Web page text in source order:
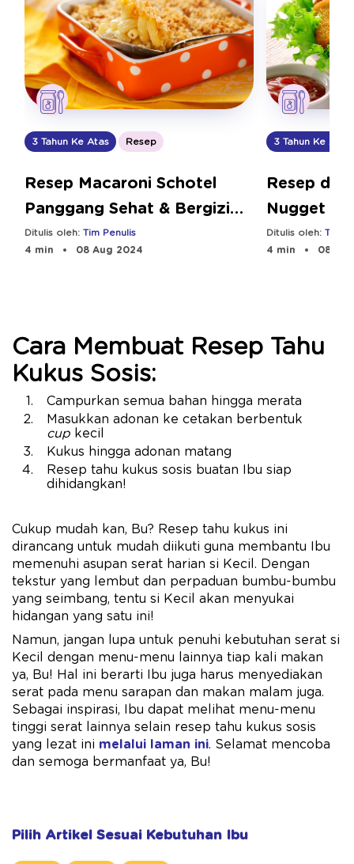
3 Tahun Ke Atas Resep
Resep Macaroni Schotel
Panggang Sehat & Bergizi
untuk Anak
Ditulis oleh: Tim Penulis
4 min
08 Aug 2024
3 Tahun Ke Atas
Resep
Nugget
Bebeclub
Ditulis oleh: Tim
4 min
08
Cara Membuat Resep Tahu
Kukus Sosis:
Campurkan semua bahan hingga merata
Masukkan adonan ke cetakan berbentuk
cup kecil
Kukus hingga adonan matang
Resep tahu kukus sosis buatan Ibu siap
dihidangkan!
Cukup mudah kan, Bu? Resep tahu kukus ini
dirancang untuk mudah diikuti guna membantu Ibu
memenuhi asupan serat harian si Kecil. Dengan
tekstur yang lembut dan perpaduan bumbu-bumbu
yang seimbang, tentu si Kecil akan menyukai
hidangan yang satu ini!
Namun, jangan lupa untuk penuhi kebutuhan serat si
Kecil dengan menu-menu lainnya tiap kali makan
ya, Bu! Hal ini berarti Ibu juga harus menyediakan
serat pada menu sarapan dan makan malam juga.
Sebagai inspirasi, Ibu dapat melihat menu-menu
tinggi serat lainnya selain resep tahu kukus sosis
yang lezat ini melalui laman ini. Selamat mencoba
dan semoga bermanfaat ya, Bu!
Pilih Artikel Sesuai Kebutuhan Ibu